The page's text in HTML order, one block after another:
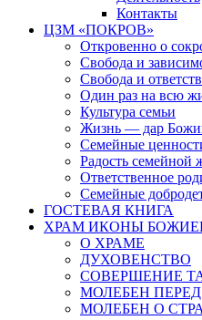
Контакты
ЦЗМ «ПОКРОВ»
Откровенно о
Свобода и
Свобода и
Один раз на всю
Культура семьи
Жизнь — дар
Семейные
Радость семейной
Ответственное
Семейные
ГОСТЕВАЯ КНИГА
ХРАМ ИКОНЫ
О ХРАМЕ
ДУХОВЕНСТВО
СОВЕРШЕНИЕ
МОЛЕБЕН
МОЛЕБЕН О